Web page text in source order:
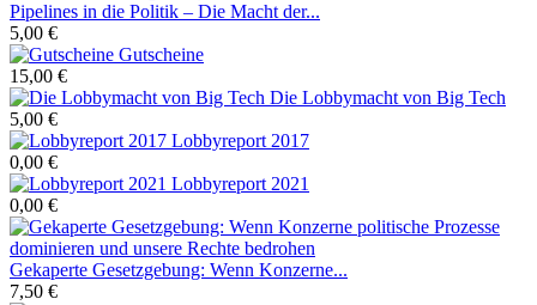
Pipelines in die Politik – Die Macht der...
5,00 €
Gutscheine
15,00 €
Die Lobbymacht von Big Tech
5,00 €
Lobbyreport 2017
0,00 €
Lobbyreport 2021
0,00 €
Gekaperte Gesetzgebung: Wenn Konzerne...
7,50 €